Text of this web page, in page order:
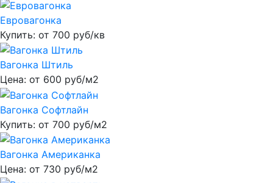
Евровагонка
Купить: от 700 руб/кв
Вагонка Штиль
Цена: от 600 руб/м2
Вагонка Софтлайн
Купить: от 700 руб/м2
Вагонка Американка
Цена: от 730 руб/м2